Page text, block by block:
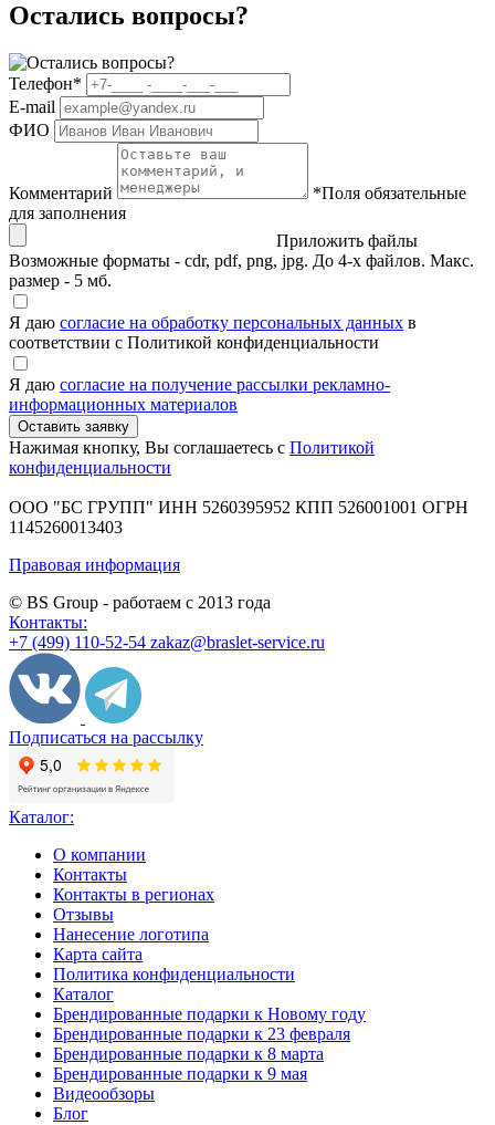
Остались вопросы?
Телефон*
E-mail
ФИО
Комментарий *Поля обязательные
для заполнения
Приложить файлы
Возможные форматы - cdr, pdf, png, jpg. До 4-х файлов. Макс.
размер - 5 мб.
Я даю согласие на обработку персональных данных в
соответствии с Политикой конфиденциальности
Я даю согласие на получение рассылки рекламно-
информационных материалов
Нажимая кнопку, Вы соглашаетесь с Политикой
конфиденциальности
ООО "БС ГРУПП" ИНН 5260395952 КПП 526001001 ОГРН
1145260013403
Правовая информация
© BS Group - работаем с 2013 года
Контакты:
+7 (499) 110-52-54 zakaz@braslet-service.ru
Подписаться на рассылку
Каталог:
О компании
Контакты
Контакты в регионах
Отзывы
Нанесение логотипа
Карта сайта
Политика конфиденциальности
Каталог
Брендированные подарки к Новому году
Брендированные подарки к 23 февраля
Брендированные подарки к 8 марта
Брендированные подарки к 9 мая
Видеообзоры
Блог